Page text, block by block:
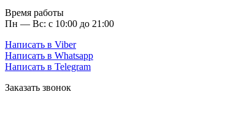
Время работы
Пн — Вс: с 10:00 до 21:00
Написать в Viber
Написать в Whatsapp
Написать в Telegram
Заказать звонок